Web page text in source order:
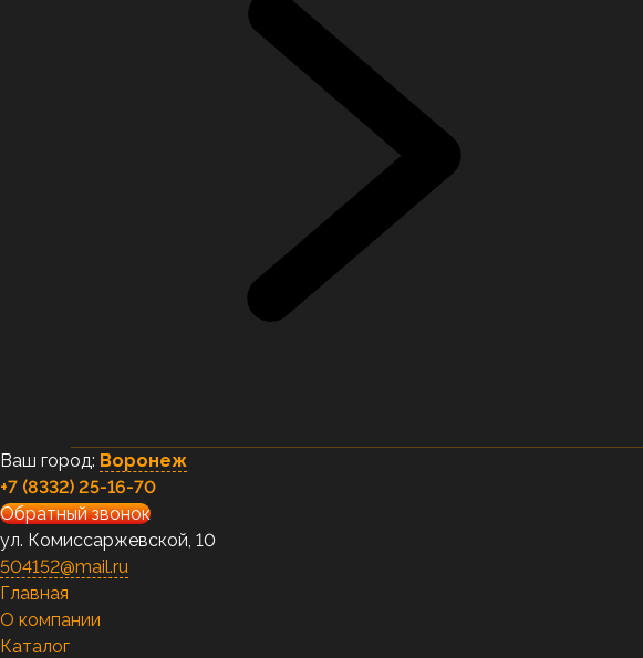
Ваш город: Воронеж
+7 (8332) 25-16-70
Обратный звонок
ул. Комиссаржевской, 10
504152@mail.ru
Главная
О компании
Каталог